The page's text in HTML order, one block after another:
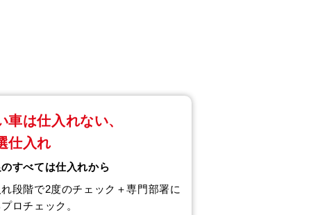
車は仕入れない、
仕入れ
すべては仕入れから
段階で2度のチェック＋専門部署に
ロチェック。